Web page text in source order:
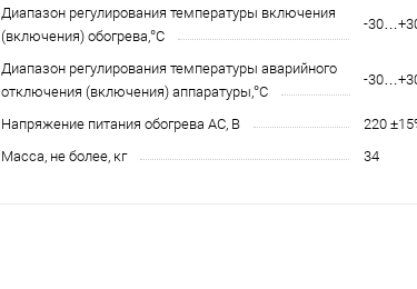
Диапазон регулирования температуры включения
(включения) обогрева,°С
-
Диапазон регулирования температуры аварийного
отключения (включения) аппаратуры,°С
-
Напряжение питания обогрева AC, В
220
Масса, не более, кг
34